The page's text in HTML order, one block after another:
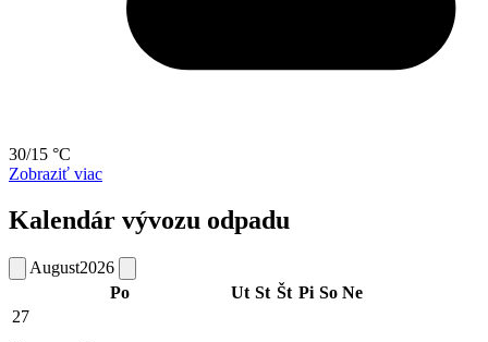
30/15 °C
Zobraziť viac
Kalendár vývozu odpadu
August2026
Po
Ut St Št Pi So Ne
27